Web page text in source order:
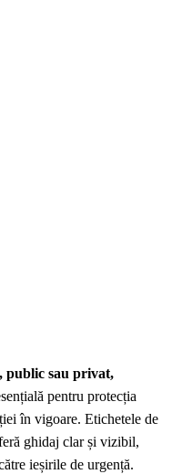
public sau privat,
pentru protecția
în vigoare. Etichetele de
ghidaj clar și vizibil,
ieșirile de urgență.